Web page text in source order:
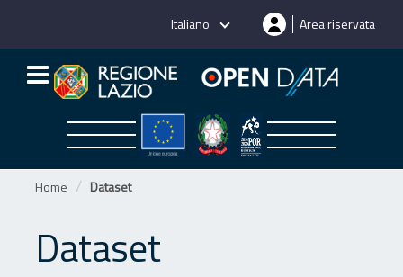
Italiano Area riservata
Home Dataset
Dataset